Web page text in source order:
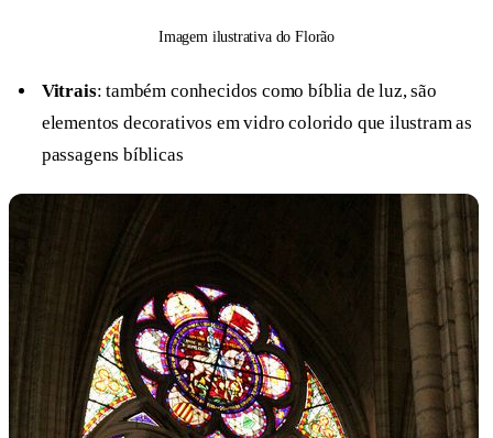
Imagem ilustrativa do Florão
Vitrais: também conhecidos como bíblia de luz, são
elementos decorativos em vidro colorido que ilustram as
passagens bíblicas